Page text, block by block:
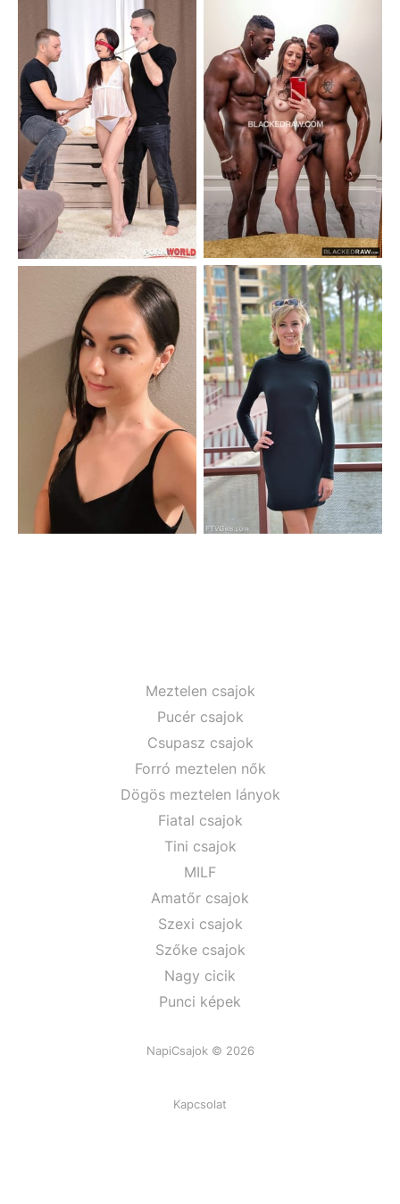
Meztelen csajok
Pucér csajok
Csupasz csajok
Forró meztelen nők
Dögös meztelen lányok
Fiatal csajok
Tini csajok
MILF
Amatőr csajok
Szexi csajok
Szőke csajok
Nagy cicik
Punci képek
NapiCsajok © 2026
Kapcsolat